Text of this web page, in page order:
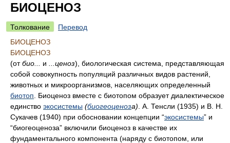
БИОЦЕНОЗ
Толкование
Перевод
БИОЦЕНОЗ
БИОЦЕНОЗ
(отбио... и ...ценоз), биологическая система, представляющая
собой совокупность популяций различных видов растений,
животных и микроорганизмов, населяющих определенный
биотоп . Биоценоз вместе с биотопом образует диалектическое
единство экосистемы (биогеоценоза) . А. Тенсли (1935) и В. Н.
Сукачев (1940) при обосновании концепции “экосистемы” и
“биогеоценоза” включили биоценоз в качестве их
фундаментального компонента (наряду с биотопом, или